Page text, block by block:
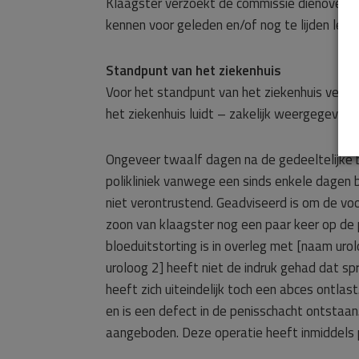
kennen voor geleden en/of nog te lijden
Standpunt van het ziekenhuis
Voor het standpunt van het ziekenhuis
het ziekenhuis luidt – zakelijk weergegeven
Ongeveer twaalf dagen na de gedeeltelijke
polikliniek vanwege een sinds enkele
niet verontrustend. Geadviseerd is om de
zoon van klaagster nog een paar keer op
bloeduitstorting is in overleg met [naam
uroloog 2] heeft niet de indruk gehad dat
heeft zich uiteindelijk toch een abces
en is een defect in de penisschacht
aangeboden. Deze operatie heeft